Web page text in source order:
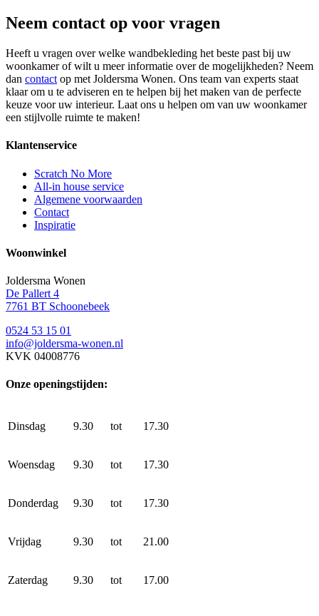
Neem contact op voor vragen
Heeft u vragen over welke wandbekleding het beste past bij uw
woonkamer of wilt u meer informatie over de mogelijkheden? Neem
dan contact op met Joldersma Wonen. Ons team van experts staat
klaar om u te adviseren en te helpen bij het maken van de perfecte
keuze voor uw interieur. Laat ons u helpen om van uw woonkamer
een stijlvolle ruimte te maken!
Klantenservice
Scratch No More
All-in house service
Algemene voorwaarden
Contact
Inspiratie
Woonwinkel
Joldersma Wonen
De Pallert 4
7761 BT Schoonebeek
0524 53 15 01
info@joldersma-wonen.nl
KVK 04008776
Onze openingstijden:
Dinsdag 9.30 tot 17.30
Woensdag 9.30 tot 17.30
Donderdag 9.30 tot 17.30
Vrijdag 9.30 tot 21.00
Zaterdag 9.30 tot 17.00